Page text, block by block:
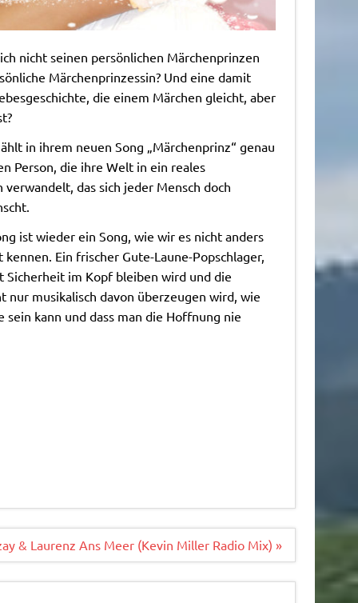
nicht seinen persönlichen Märchenprinzen
Märchenprinzessin? Und eine damit
die einem Märchen gleicht, aber
in ihrem neuen Song „Märchenprinz“ genau
Person, die ihre Welt in ein reales
verwandelt, das sich jeder Mensch doch
ist wieder ein Song, wie wir es nicht anders
kennen. Ein frischer Gute-Laune-Popschlager,
Sicherheit im Kopf bleiben wird und die
nur musikalisch davon überzeugen wird, wie
sein kann und dass man die Hoffnung nie
& Laurenz Ans Meer (Kevin Miller Radio Mix) »